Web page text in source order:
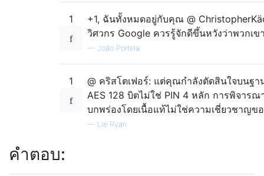
1
+1, ฉันทั้งหมดอยู่กับคุณ @
วิศวกร Google ควรรู้จักดีขึ้นหวังว่าพวกเข
— João Portela
1
@ คริสโตเฟอร์: แต่คุณกำลังตัดสินใจบนฐ
AES 128 บิตไม่ใช่ PIN 4 หลัก การพิจาร
บกพร่องโดยเนื้อแท้ไม่ใช่ความเชี่ยวชาญข
— Lie Ryan
คำตอบ: